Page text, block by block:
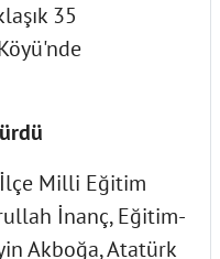
35
Milli Eğitim
İnanç, Eğitim-
Akboğa, Atatürk